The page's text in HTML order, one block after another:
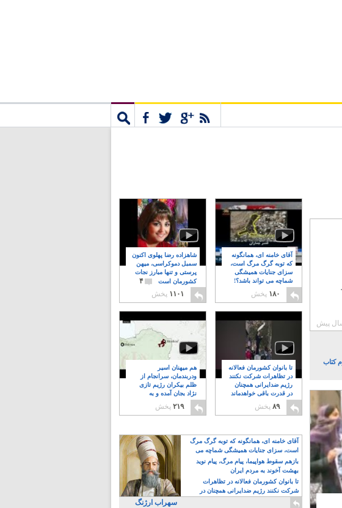
کتاب
شاهزاده رضا پهلوی اکنون
سمبل دموکراسی، میهن
پرستی و تنها مبارز نجات
کشورمان است
۴
۱۱۰۱ پخش
آقای خامنه ای، همانگونه
که توبه گرگ مرگ است،
سزای جنایات همیشگی
شماچه می تواند باشد؟!
۸
۱۸۰ پخش
هم میهنان اسیر
ودربندمان، سرانجام از
ظلم بیکران رژیم تازی
نژاد بجان آمده و به
۲۱۹ پخش
تا بانوان کشورمان فعالانه
در تظاهرات شرکت نکنند
رژیم ضدایرانی همچنان
در قدرت باقی خواهدماند
۸
۸۹ پخش
آقای خامنه ای، همانگونه که توبه گرگ مرگ
است، سزای جنایات همیشگی شماچه می
تواند باشد؟!
بازهم سقوط هواپیما، پیام مرگ، پیام نوید
بهشت آخوند به مردم ایران
تا بانوان کشورمان فعالانه در تظاهرات
شرکت نکنند رژیم ضدایرانی همچنان در
قدرت باقی خواهدماند
سهراب ارژنگ